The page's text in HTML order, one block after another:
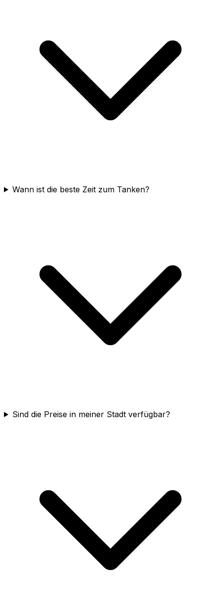
Wann ist die beste Zeit zum Tanken?
Sind die Preise in meiner Stadt verfügbar?